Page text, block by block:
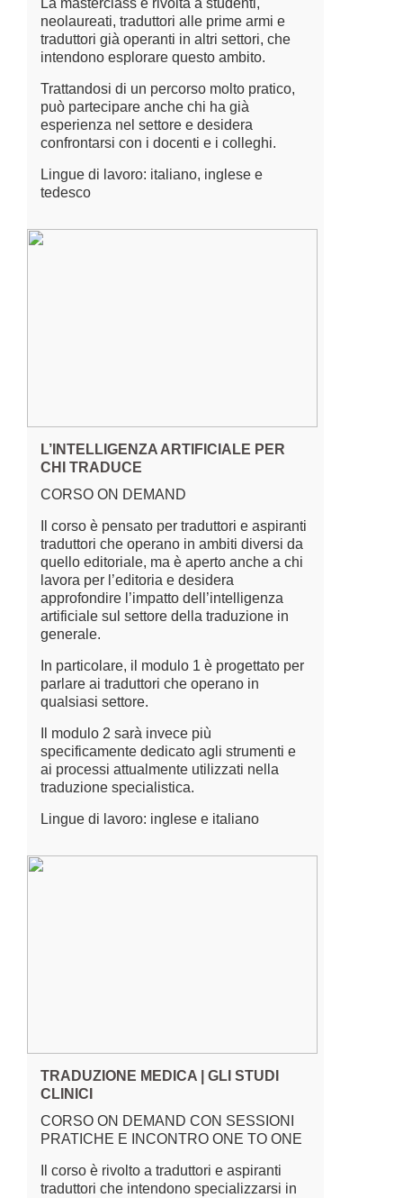
La masterclass è rivolta a studenti,
neolaureati, traduttori alle prime armi e
traduttori già operanti in altri settori, che
intendono esplorare questo ambito.
Trattandosi di un percorso molto pratico,
può partecipare anche chi ha già
esperienza nel settore e desidera
confrontarsi con i docenti e i colleghi.
Lingue di lavoro: italiano, inglese e
tedesco
L’INTELLIGENZA ARTIFICIALE PER
CHI TRADUCE
CORSO ON DEMAND
Il corso è pensato per traduttori e aspiranti
traduttori che operano in ambiti diversi da
quello editoriale, ma è aperto anche a chi
lavora per l’editoria e desidera
approfondire l’impatto dell’intelligenza
artificiale sul settore della traduzione in
generale.
In particolare, il modulo 1 è progettato per
parlare ai traduttori che operano in
qualsiasi settore.
Il modulo 2 sarà invece più
specificamente dedicato agli strumenti e
ai processi attualmente utilizzati nella
traduzione specialistica.
Lingue di lavoro: inglese e italiano
TRADUZIONE MEDICA | GLI STUDI
CLINICI
CORSO ON DEMAND CON SESSIONI
PRATICHE E INCONTRO ONE TO ONE
Il corso è rivolto a traduttori e aspiranti
traduttori che intendono specializzarsi in